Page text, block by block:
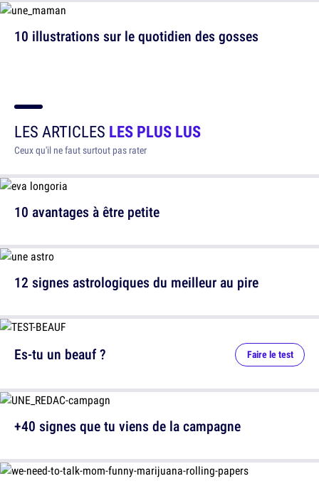
10 illustrations sur le quotidien des gosses
LES ARTICLES LES PLUS LUS
Ceux qu'il ne faut surtout pas rater
10 avantages à être petite
12 signes astrologiques du meilleur au pire
Es-tu un beauf ? Faire le test
+40 signes que tu viens de la campagne